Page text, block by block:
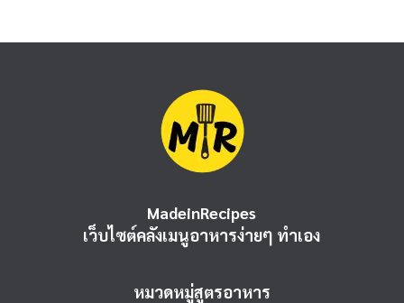
MadeinRecipes
เว็บไซต์คลังเมนูอาหารง่ายๆ ทำเอง
หมวดหมู่สูตรอาหาร